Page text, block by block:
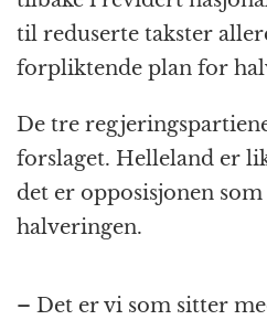
til reduserte takster
forpliktende plan for
De tre
forslaget. Helleland er
det er opposisjonen
halveringen.
– Det er vi som sitter